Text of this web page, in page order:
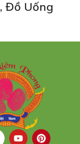
, Đồ Uống